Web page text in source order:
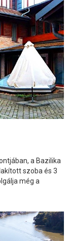
a Bazilika
szoba és 3
még a